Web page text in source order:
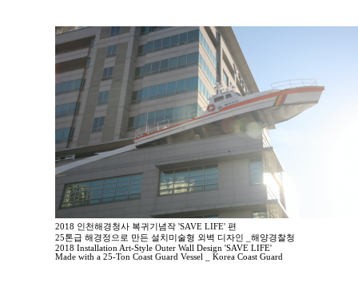
2018 인천해경청사 복귀기념작 'SAVE LIFE' 편
25톤급 해경정으로 만든 설치미술형 외벽 디자인 _해양경찰청
2018 Installation Art-Style Outer Wall Design 'SAVE LIFE'
Made with a 25-Ton Coast Guard Vessel _ Korea Coast Guard